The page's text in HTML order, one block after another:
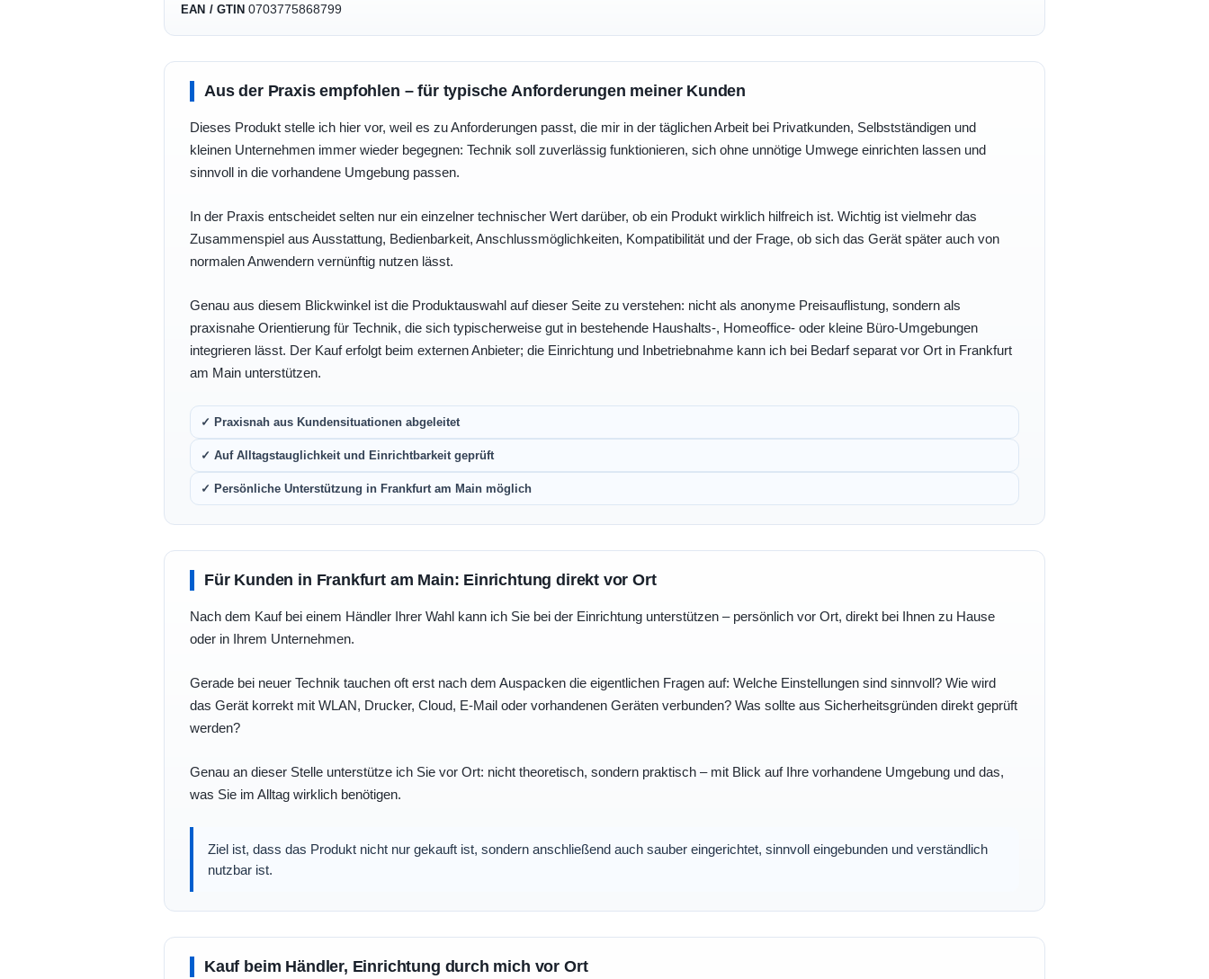
EAN / GTIN 0703775868799
Aus der Praxis empfohlen – für typische Anforderungen meiner Kunden
Dieses Produkt stelle ich hier vor, weil es zu Anforderungen passt, die mir in der täglichen Arbeit bei Privatkunden, Selbstständigen und
kleinen Unternehmen immer wieder begegnen: Technik soll zuverlässig funktionieren, sich ohne unnötige Umwege einrichten lassen und
sinnvoll in die vorhandene Umgebung passen.
In der Praxis entscheidet selten nur ein einzelner technischer Wert darüber, ob ein Produkt wirklich hilfreich ist. Wichtig ist vielmehr das
Zusammenspiel aus Ausstattung, Bedienbarkeit, Anschlussmöglichkeiten, Kompatibilität und der Frage, ob sich das Gerät später auch von
normalen Anwendern vernünftig nutzen lässt.
Genau aus diesem Blickwinkel ist die Produktauswahl auf dieser Seite zu verstehen: nicht als anonyme Preisauflistung, sondern als
praxisnahe Orientierung für Technik, die sich typischerweise gut in bestehende Haushalts-, Homeoffice- oder kleine Büro-Umgebungen
integrieren lässt. Der Kauf erfolgt beim externen Anbieter; die Einrichtung und Inbetriebnahme kann ich bei Bedarf separat vor Ort in Frankfurt
am Main unterstützen.
✓ Praxisnah aus Kundensituationen abgeleitet
✓ Auf Alltagstauglichkeit und Einrichtbarkeit geprüft
✓ Persönliche Unterstützung in Frankfurt am Main möglich
Für Kunden in Frankfurt am Main: Einrichtung direkt vor Ort
Nach dem Kauf bei einem Händler Ihrer Wahl kann ich Sie bei der Einrichtung unterstützen – persönlich vor Ort, direkt bei Ihnen zu Hause
oder in Ihrem Unternehmen.
Gerade bei neuer Technik tauchen oft erst nach dem Auspacken die eigentlichen Fragen auf: Welche Einstellungen sind sinnvoll? Wie wird
das Gerät korrekt mit WLAN, Drucker, Cloud, E-Mail oder vorhandenen Geräten verbunden? Was sollte aus Sicherheitsgründen direkt geprüft
werden?
Genau an dieser Stelle unterstütze ich Sie vor Ort: nicht theoretisch, sondern praktisch – mit Blick auf Ihre vorhandene Umgebung und das,
was Sie im Alltag wirklich benötigen.
Ziel ist, dass das Produkt nicht nur gekauft ist, sondern anschließend auch sauber eingerichtet, sinnvoll eingebunden und verständlich
nutzbar ist.
Kauf beim Händler, Einrichtung durch mich vor Ort